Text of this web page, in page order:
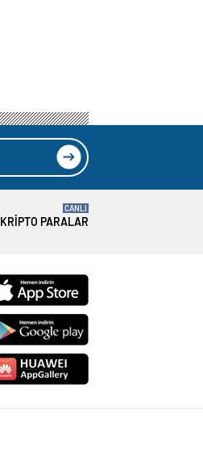
KRIPTO PARALAR
CANLI